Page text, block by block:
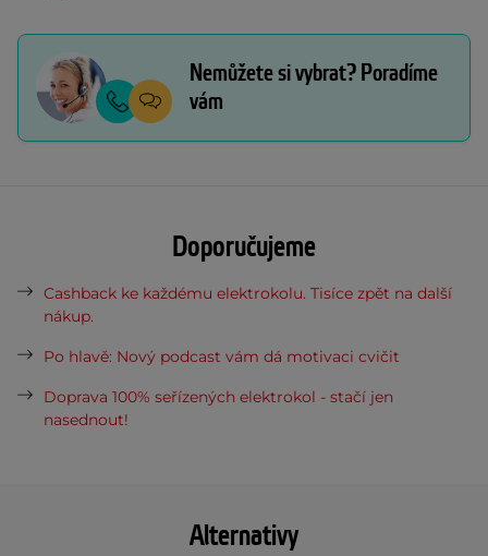
Alternativy
Nemůžete si vybrat? Poradíme
vám
Doporučujeme
Cashback ke každému elektrokolu. Tisíce zpět na další
nákup.
Po hlavě: Nový podcast vám dá motivaci cvičit
Doprava 100% seřízených elektrokol - stačí jen
nasednout!